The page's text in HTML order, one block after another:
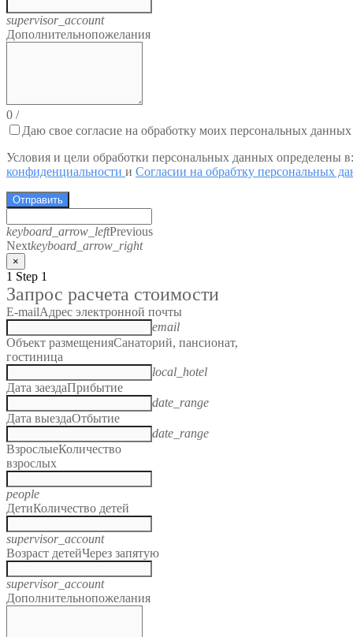
supervisor_account
Дополнительнопожелания
0 /
Даю свое согласие на обработку моих персональных данных
Условия и цели обработки персональных данных определены
конфиденциальности и Согласии на обрабтку персональных
Отправить
keyboard_arrow_leftPrevious
Nextkeyboard_arrow_right
×
1 Step 1
Запрос расчета стоимости
E-mailАдрес электронной почты
email
Объект размещенияСанаторий, пансионат,
гостиница
local_hotel
Дата заездаПрибытие
date_range
Дата выездаОтбытие
date_range
ВзрослыеКоличество
взрослых
people
ДетиКоличество детей
supervisor_account
Возраст детейЧерез запятую
supervisor_account
Дополнительнопожелания